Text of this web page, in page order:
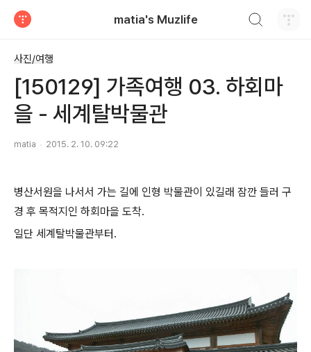
matia's Muzlife
사진/여행
[150129] 가족여행 03. 하회마
을 - 세계탈박물관
matia 2015. 2. 10. 09:22
병산서원을 나서서 가는 길에 인형 박물관이 있길래 잠깐 들러 구
경 후 목적지인 하회마을 도착.
일단 세계탈박물관부터.